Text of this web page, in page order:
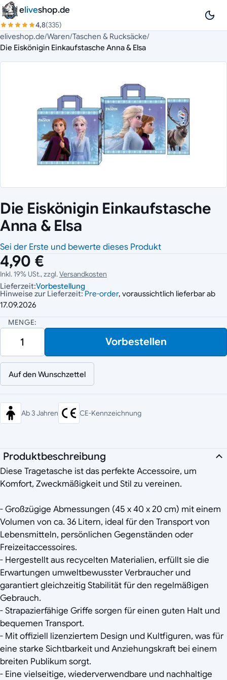
Zum Inhalt springen
eliveshop.de
4,8(335)
eliveshop.de/Waren/Taschen & Rucksäcke/
Die Eiskönigin Einkaufstasche Anna & Elsa
Die Eiskönigin Einkaufstasche
Anna & Elsa
Sei der Erste und bewerte dieses Produkt
4,90 €
Inkl. 19% USt., zzgl.Versandkosten
Lieferzeit:Vorbestellung
Hinweise zur Lieferzeit: Pre-order, voraussichtlich lieferbar ab
17.09.2026
MENGE:
Vorbestellen
Auf den Wunschzettel
Ab 3 Jahren CE-Kennzeichnung
Produktbeschreibung
Diese Tragetasche ist das perfekte Accessoire, um
Komfort, Zweckmäßigkeit und Stil zu vereinen.
- Großzügige Abmessungen (45 x 40 x 20 cm) mit einem
Volumen von ca. 36 Litern, ideal für den Transport von
Lebensmitteln, persönlichen Gegenständen oder
Freizeitaccessoires.
- Hergestellt aus recycelten Materialien, erfüllt sie die
Erwartungen umweltbewusster Verbraucher und
garantiert gleichzeitig Stabilität für den regelmäßigen
Gebrauch.
- Strapazierfähige Griffe sorgen für einen guten Halt und
bequemen Transport.
- Mit offiziell lizenziertem Design und Kultfiguren, was für
eine starke Sichtbarkeit und Anziehungskraft bei einem
breiten Publikum sorgt.
- Eine vielseitige, wiederverwendbare und nachhaltige